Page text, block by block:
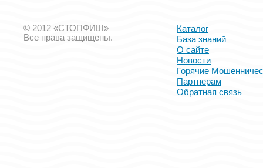
© 2012 «СТОПФИШ»
Все права защищены.
Каталог
База знаний
О сайте
Новости
Горячие
Партнерам
Обратная связь